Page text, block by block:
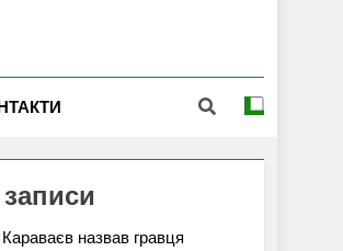
назвав гравця